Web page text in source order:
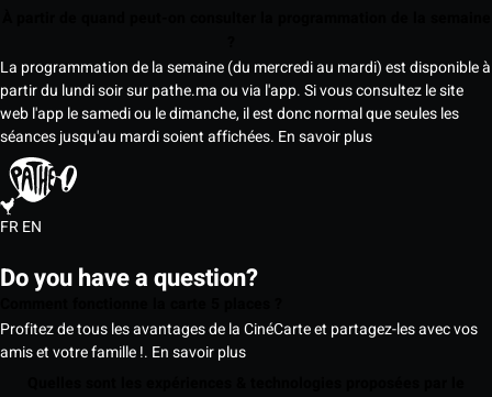
La programmation de la semaine (du mercredi au mardi) est disponible à
partir du lundi soir sur pathe.ma ou via l'app. Si vous consultez le site
web l'app le samedi ou le dimanche, il est donc normal que seules les
séances jusqu'au mardi soient affichées. En savoir plus
FREN
Do you have a question?
Profitez de tous les avantages de la CinéCarte et partagez-les avec vos
amis et votre famille !. En savoir plus